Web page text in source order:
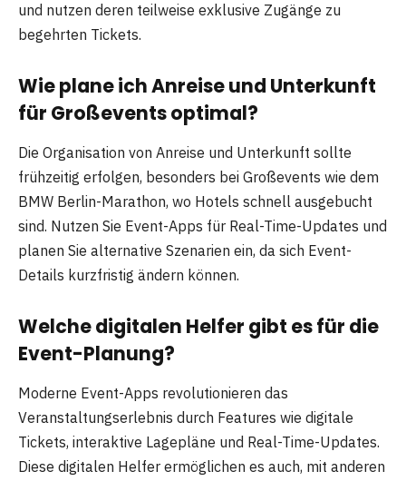
und nutzen deren teilweise exklusive Zugänge zu
begehrten Tickets.
Wie plane ich Anreise und Unterkunft
für Großevents optimal?
Die Organisation von Anreise und Unterkunft sollte
frühzeitig erfolgen, besonders bei Großevents wie dem
BMW Berlin-Marathon, wo Hotels schnell ausgebucht
sind. Nutzen Sie Event-Apps für Real-Time-Updates und
planen Sie alternative Szenarien ein, da sich Event-
Details kurzfristig ändern können.
Welche digitalen Helfer gibt es für die
Event-Planung?
Moderne Event-Apps revolutionieren das
Veranstaltungserlebnis durch Features wie digitale
Tickets, interaktive Lagepläne und Real-Time-Updates.
Diese digitalen Helfer ermöglichen es auch, mit anderen